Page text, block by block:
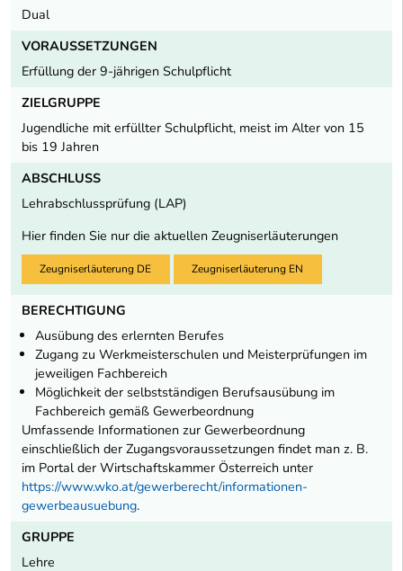
Dual
VORAUSSETZUNGEN
Erfüllung der 9-jährigen Schulpflicht
ZIELGRUPPE
Jugendliche mit erfüllter Schulpflicht, meist im Alter von 15
bis 19 Jahren
ABSCHLUSS
Lehrabschlussprüfung (LAP)
Hier finden Sie nur die aktuellen Zeugniserläuterungen
Zeugniserläuterung DE Zeugniserläuterung EN
BERECHTIGUNG
Ausübung des erlernten Berufes
Zugang zu Werkmeisterschulen und Meisterprüfungen im
jeweiligen Fachbereich
Möglichkeit der selbstständigen Berufsausübung im
Fachbereich gemäß Gewerbeordnung
Umfassende Informationen zur Gewerbeordnung
einschließlich der Zugangsvoraussetzungen findet man z. B.
im Portal der Wirtschaftskammer Österreich unter
https://www.wko.at/gewerberecht/informationen-
gewerbeausuebung.
GRUPPE
Lehre